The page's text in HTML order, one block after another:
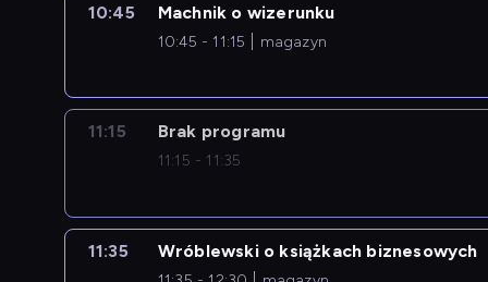
10:45 Machnik o wizerunku
10:45 - 11:15 magazyn
11:15 Brak programu
11:15 - 11:35
11:35 Wróblewski o książkach biznesowych